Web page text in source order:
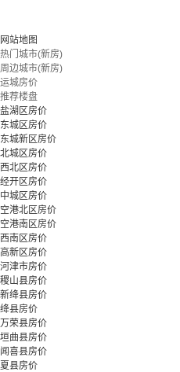
网站地图
热门城市(新房)
周边城市(新房)
运城房价
推荐楼盘
盐湖区房价
东城区房价
东城新区房价
北城区房价
西北区房价
经开区房价
中城区房价
空港北区房价
空港南区房价
西南区房价
高新区房价
河津市房价
稷山县房价
新绛县房价
绛县房价
万荣县房价
垣曲县房价
闻喜县房价
夏县房价